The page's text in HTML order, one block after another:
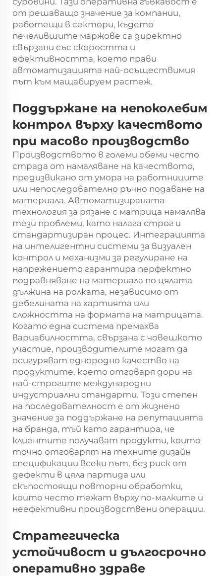
от решаващо значение за компании,
работещи в сектори, където
печелившите маржове са директно
свързани със скоростта и
ефективността, което прави
автоматизацията най-осъществимия
път към мащабируем растеж.
Поддържане на непоколебим
контрол върху качеството
при масово производство
Производството в големи обеми често
страда от намаляване на качеството,
предизвикано от умора на работниците
или непоследователно ръчно подаване на
материала. Автоматизираната
технология за рязане с матрица намалява
тези проблеми, като налага строг и
стандартизиран процес. Интеграцията
на интелигентни системи за визуален
контрол и механизми за регулиране на
напрежението гарантира перфектно
подравняване на материала по цялата
дължина на ролката, независимо от
дебелината на хартията или
сложността на формата на матрицата.
Когато една система премахва
вариабилността, свързана с човешкото
участие, производителите могат да
осигуряват еднородно качество на
продуктите, което отговаря дори на
най-строгите международни
индустриални стандарти. Този степен
на последователност е от жизнено
значение за поддържане на репутацията
на бранда, тъй като гарантира, че
клиентите получават продукти, които
точно отговарят на техните дизайн
спецификации всеки път, без риск от
дефекти в цяла партида или
скъпостоящи повторни обработки,
които често тежат върху по-малките и
неефективни производствени операции.
Стратегическа
устойчивост и дългосрочно
оперативно здраве